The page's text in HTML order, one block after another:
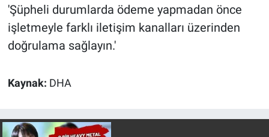
'Şüpheli durumlarda ödeme yapmadan önce
işletmeyle farklı iletişim kanalları üzerinden
doğrulama sağlayın.'
Kaynak: DHA